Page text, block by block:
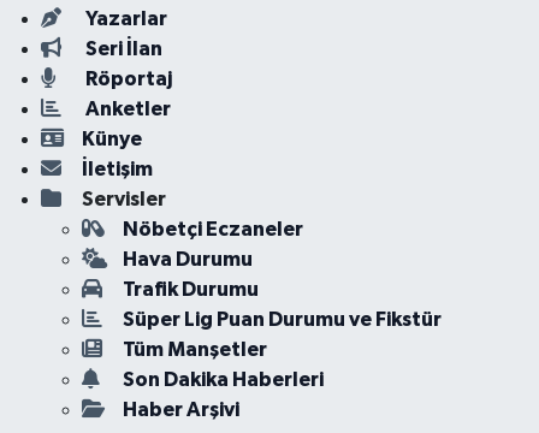
Yazarlar
Seri İlan
Röportaj
Anketler
Künye
İletişim
Servisler
Nöbetçi Eczaneler
Hava Durumu
Trafik Durumu
Süper Lig Puan Durumu ve Fikstür
Tüm Manşetler
Son Dakika Haberleri
Haber Arşivi